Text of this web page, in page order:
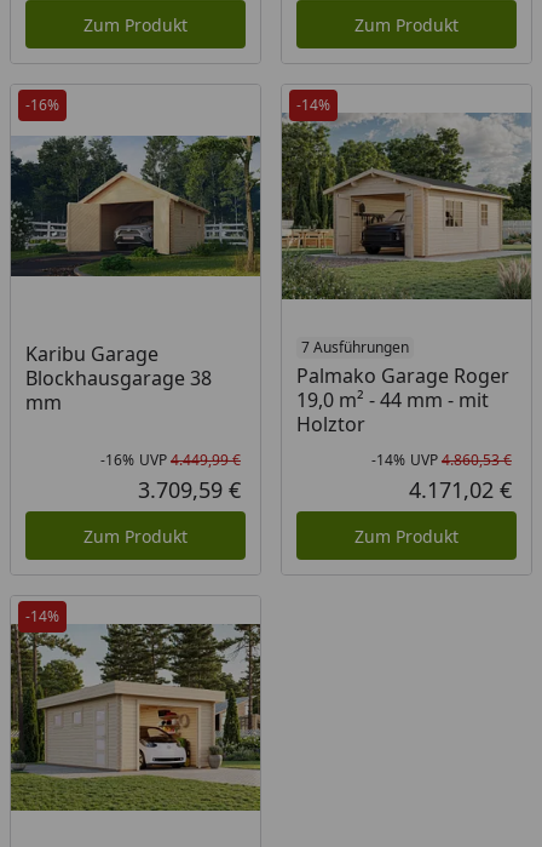
Zum Produkt Zum Produkt
-16%
Karibu Garage
Blockhausgarage 38
mm
Rabatt in Prozent
-16%
Ursprünglicher Preis
UVP4.449,99 €
Aktueller Preis
3.709,59 €
Zum Produkt
-14%
7 Ausführungen
Palmako Garage Roger
19,0 m² - 44 mm - mit
Holztor
-14% UVP4.860,53 €
4.171,02 €
Zum Produkt
-14%